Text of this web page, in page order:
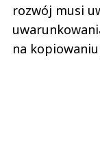
rozwój musi
na